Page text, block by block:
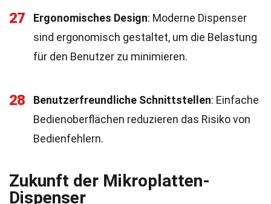
27 Ergonomisches Design: Moderne Dispenser
sind ergonomisch gestaltet, um die Belastung
für den Benutzer zu minimieren.
28 Benutzerfreundliche Schnittstellen: Einfache
Bedienoberflächen reduzieren das Risiko von
Bedienfehlern.
Zukunft der Mikroplatten-
Dispenser